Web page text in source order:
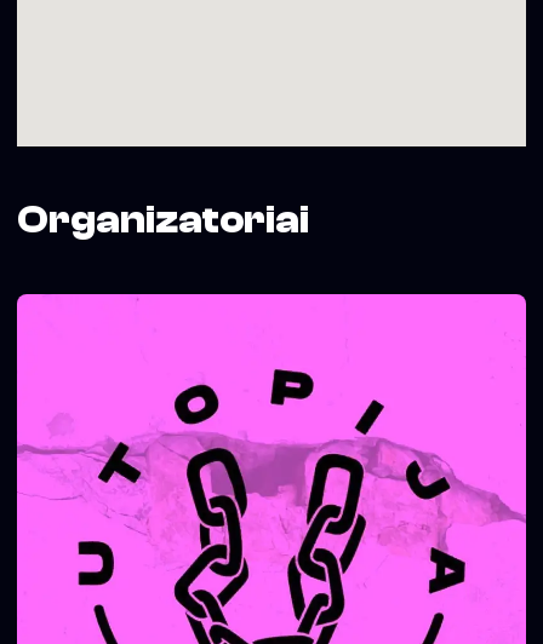
Organizatoriai